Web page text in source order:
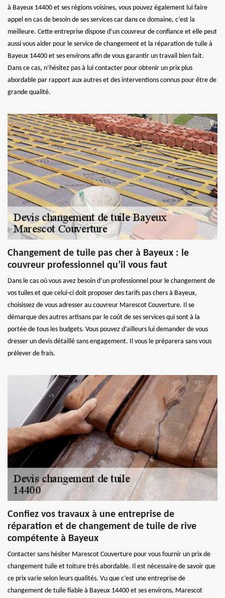
à Bayeux 14400 et ses régions voisines, vous pouvez également lui faire
appel en cas de besoin de ses services car dans ce domaine, c’est la
meilleure. Cette entreprise dispose d’un couvreur de confiance et elle peut
aussi vous aider pour le service de changement et la réparation de tuile à
Bayeux 14400 et ses environs afin de vous garantir un travail bien fait.
Dans ce cas, n’hésitez pas à lui contacter pour obtenir un prix plus
abordable par rapport aux autres et des interventions connus pour être de
grande qualité.
Changement de tuile pas cher à Bayeux : le
couvreur professionnel qu’il vous faut
Dans le cas où vous avez besoin d’un professionnel pour le changement de
vos tuiles et que celui-ci doit proposer des tarifs pas chers à Bayeux,
choisissez de vous adresser au couvreur Marescot Couverture. Il se
démarque des autres artisans par le coût de ses services qui sont à la
portée de tous les budgets. Vous pouvez d’ailleurs lui demander de vous
dresser un devis détaillé sans engagement. Il vous le préparera sans vous
prélever de frais.
Confiez vos travaux à une entreprise de
réparation et de changement de tuile de rive
compétente à Bayeux
Contacter sans hésiter Marescot Couverture pour vous fournir un prix de
changement tuile et toiture très abordable. Il est nécessaire de savoir que
ce prix varie selon leurs qualités. Vu que c’est une entreprise de
changement de tuile fiable à Bayeux 14400 et ses environs, Marescot